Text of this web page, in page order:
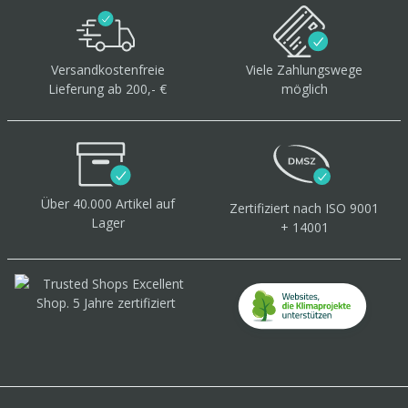
Versandkostenfreie
Lieferung ab 200,- €
Viele Zahlungswege
möglich
Über 40.000 Artikel auf
Lager
Zertifiziert nach ISO 9001
+ 14001